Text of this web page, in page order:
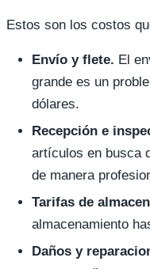
Estos son los costos
Envío y flete. El
grande es un
dólares.
Recepción e
artículos en busca
de manera
Tarifas de
almacenamiento
Daños y